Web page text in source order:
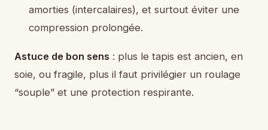
amorties (intercalaires), et surtout éviter une
compression prolongée.
Astuce de bon sens : plus le tapis est ancien, en
soie, ou fragile, plus il faut privilégier un roulage
“souple” et une protection respirante.